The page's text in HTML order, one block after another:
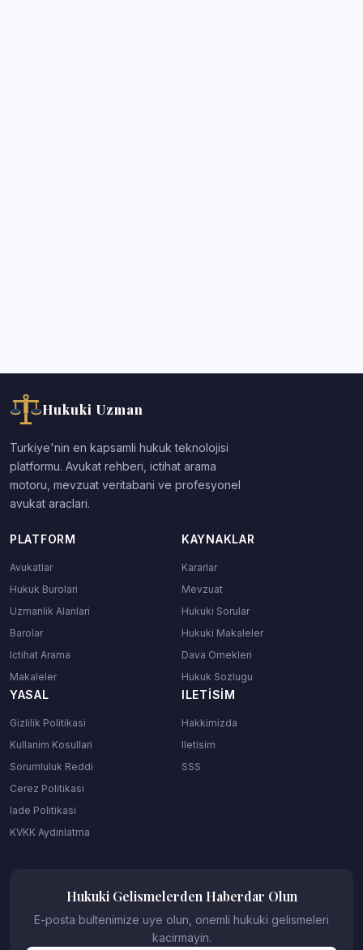
Hukuki Uzman
Turkiye'nin en kapsamli hukuk teknolojisi
platformu. Avukat rehberi, ictihat arama
motoru, mevzuat veritabani ve profesyonel
avukat araclari.
PLATFORM
Avukatlar
Hukuk Burolari
Uzmanlik Alanlari
Barolar
Ictihat Arama
Makaleler
KAYNAKLAR
Kararlar
Mevzuat
Hukuki Sorular
Hukuki Makaleler
Dava Ornekleri
Hukuk Sozlugu
YASAL
Gizlilik Politikasi
Kullanim Kosullari
Sorumluluk Reddi
Cerez Politikasi
Iade Politikasi
KVKK Aydinlatma
ILETISIM
Hakkimizda
Iletisim
SSS
Hukuki Gelismelerden Haberdar Olun
E-posta bultenimize uye olun, onemli hukuki gelismeleri
kacirmayin.